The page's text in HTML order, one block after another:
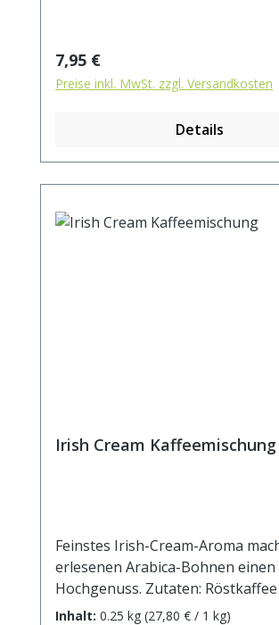
Regulärer Preis:
7,95 €
Preise inkl. MwSt. zzgl. Versandkosten
Details
Irish Cream Kaffeemischung
Feinstes Irish-Cream-Aroma
erlesenen Arabica-Bohnen einen
Hochgenuss. Zutaten: Röstkaffee
Arabica), Aroma.
Inhalt: 0.25 kg (27,80 € / 1 kg)